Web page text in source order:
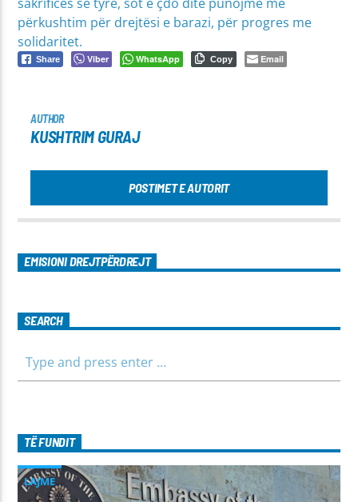
përkushtim për drejtësi e barazi, për progres me
solidaritet.
Share Viber WhatsApp Copy Email
AUTHOR
KUSHTRIM GURAJ
POSTIMET E AUTORIT
EMISIONI DREJTPËRDREJT
SEARCH
TË FUNDIT
LAJME